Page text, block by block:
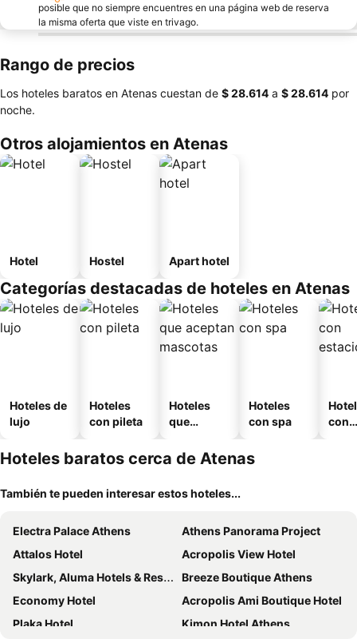
posible que no siempre encuentres en una página web de reserva
la misma oferta que viste en trivago.
Rango de precios
Los hoteles baratos en Atenas cuestan de ‎$ 28.614 a ‎$ 28.614 por
noche.
Otros alojamientos en Atenas
Hotel Hostel Apart hotel
Categorías destacadas de hoteles en Atenas
Hoteles de
lujo
Hoteles
con pileta
Hoteles
que
mascotas
Hoteles
con spa
con
Hoteles baratos cerca de Atenas
También te pueden interesar estos hoteles...
Electra Palace Athens
Athens Panorama Project
Attalos Hotel
Acropolis View Hotel
Skylark, Aluma Hotels & Resorts
Breeze Boutique Athens
Economy Hotel
Acropolis Ami Boutique Hotel
Plaka Hotel
Kimon Hotel Athens